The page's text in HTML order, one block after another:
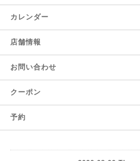
カレンダー
店舗情報
お問い合わせ
クーポン
予約